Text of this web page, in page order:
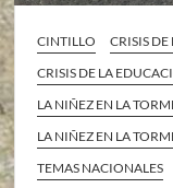
CINTILLO
CRISIS
CRISIS DE LA
LA NIÑEZ EN LA
LA NIÑEZ EN LA
TEMAS NACIONALES